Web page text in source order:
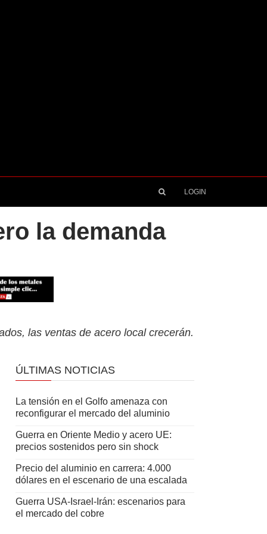
LOGIN
la demanda
las ventas de acero local crecerán.
ÚLTIMAS NOTICIAS
La tensión en el Golfo amenaza con
reconfigurar el mercado del aluminio
Guerra en Oriente Medio y acero UE:
precios sostenidos pero sin shock
Precio del aluminio en carrera: 4.000
dólares en el escenario de una escalada
Guerra USA-Israel-Irán: escenarios para
el mercado del cobre